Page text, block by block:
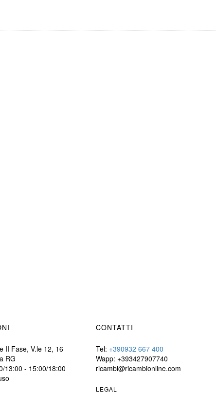
II Fase, V.le 12, 16
RG
13:00 - 15:00/18:00
CONTATTI
Tel: +390932 667 400
Wapp: +393427907740
ricambi@ricambionline.com
LEGAL